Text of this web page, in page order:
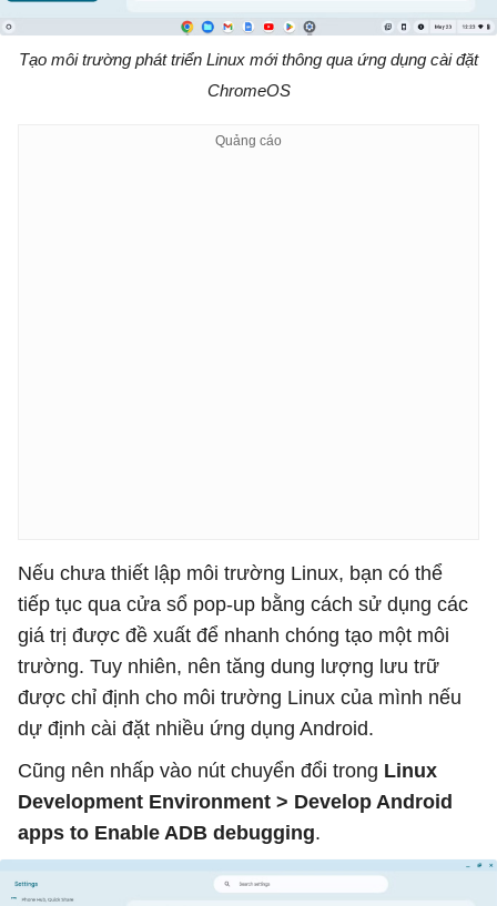
Tạo môi trường phát triển Linux mới thông qua ứng dụng cài đặt
ChromeOS
Nếu chưa thiết lập môi trường Linux, bạn có thể
tiếp tục qua cửa sổ pop-up bằng cách sử dụng các
giá trị được đề xuất để nhanh chóng tạo một môi
trường. Tuy nhiên, nên tăng dung lượng lưu trữ
được chỉ định cho môi trường Linux của mình nếu
dự định cài đặt nhiều ứng dụng Android.
Cũng nên nhấp vào nút chuyển đổi trong Linux
Development Environment > Develop Android
apps to Enable ADB debugging.